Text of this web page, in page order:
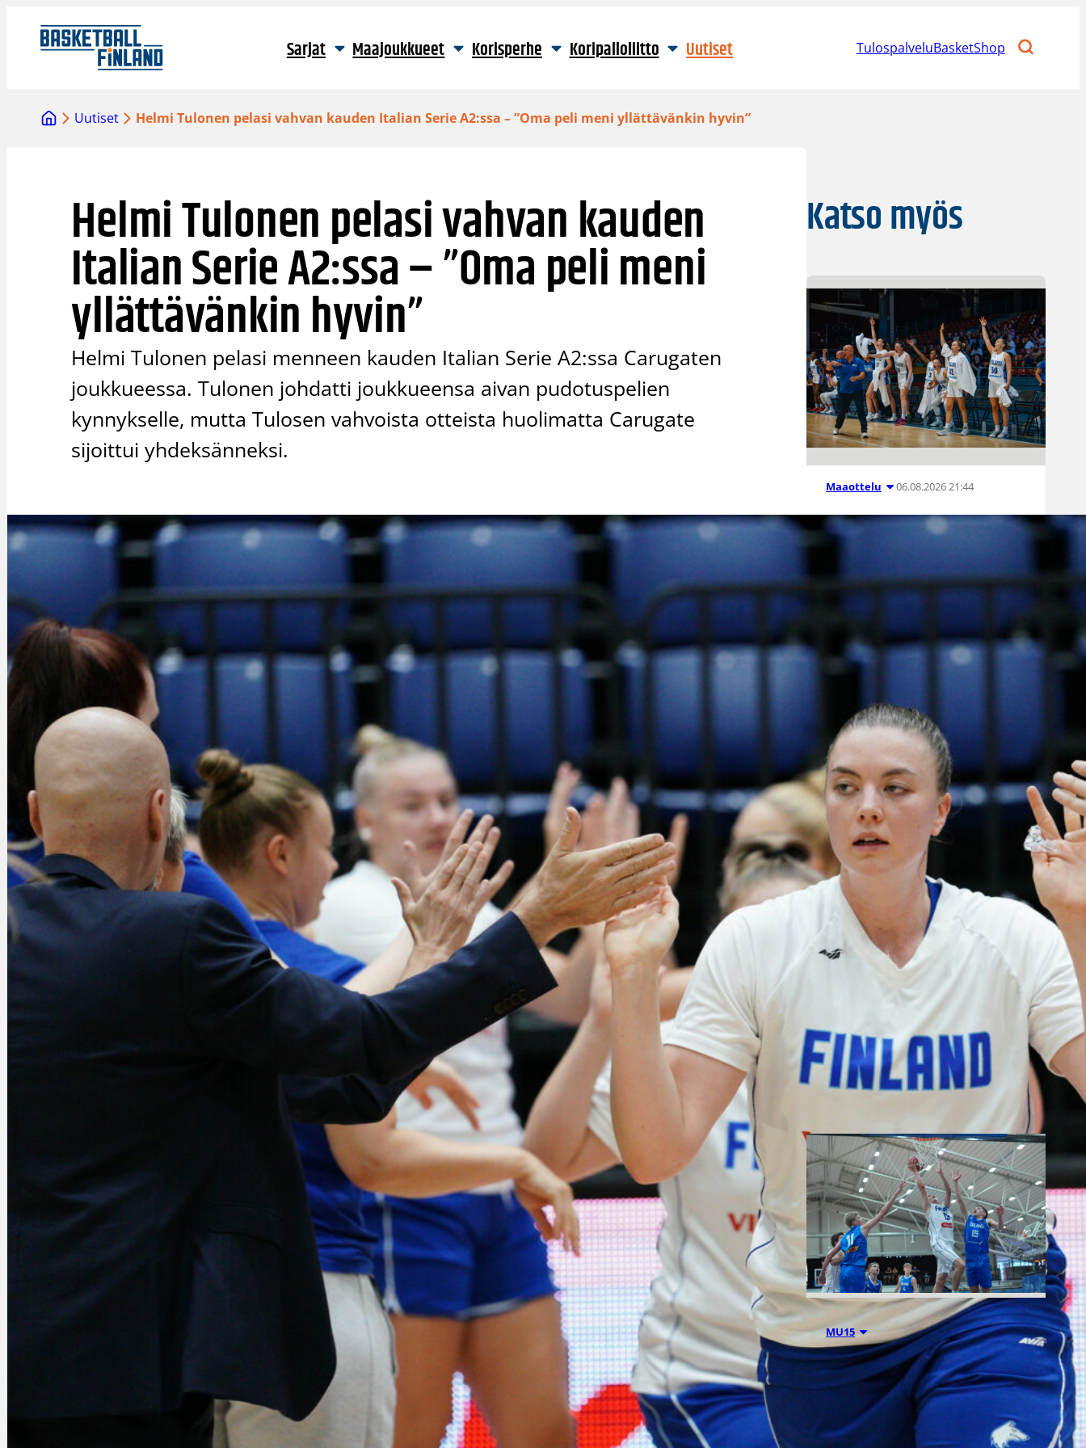
sisältöön
Sarjat Maajoukkueet Korisperhe Koripalloliitto Uutiset TulospalveluBasketShop
Uutiset Helmi Tulonen pelasi vahvan kauden Italian Serie A2:ssa – ”Oma peli meni yllättävänkin hyvin”
Helmi Tulonen pelasi vahvan kauden
Italian Serie A2:ssa – ”Oma peli meni
yllättävänkin hyvin”
Helmi Tulonen pelasi menneen kauden Italian Serie A2:ssa Carugaten
joukkueessa. Tulonen johdatti joukkueensa aivan pudotuspelien
kynnykselle, mutta Tulosen vahvoista otteista huolimatta Carugate
sijoittui yhdeksänneksi.
Katso myös
Maaottelu 06.08.2026 21:44
Susiladiesin
puolustus
rautaa
Tukholmassa
harvinaislaatu
inen voitto
Liettuasta
Susiladies nappasi
harvinaislaatuisen voiton
Liettuasta Tukholmassa
pelatussa maaottelussa.
Susiladies voitti vakuuttavasti
Liettuan 81-70 (48-36) Elina
Aarnisalon 22 pisteen
johdattamana. Suomi pelaa
Tukholmassa vielä toisen
ottelun, kun huomenna vastaan
tulee Ruotsi.
MU15 06.08.2026 21:44
Suomen 15-
vuotiaiden